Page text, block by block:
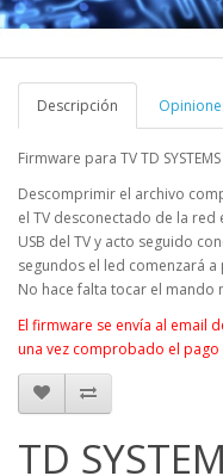
Descripción
Firmware para TV TD
Descomprimir el archivo
el TV desconectado de la
USB del TV y acto seguido
segundos el led comenzará
No hace falta tocar el mando
El firmware se envía al email
una vez comprobado el pago
TD